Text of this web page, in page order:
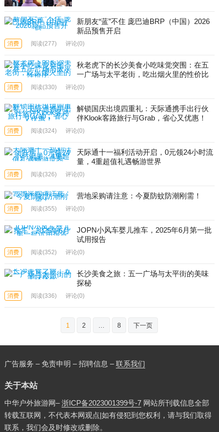
新朋友“蓝”不住 庞巴迪BRP（中国）2026
新品预售开启
消费 阅读(277) 评论(0)
秋老虎下的长沙美食小吃味觉突围：在五
一广场与太平老街，吃出烟火里的性价比
消费 阅读(330) 评论(0)
解锁国庆出境四重礼：天际通携手出行伙
伴Klook客路旅行与Grab，省心又优惠！
消费 阅读(324) 评论(0)
天际通十一福利活动开启，0元领24小时流
量，4重超值礼遇畅游世界
消费 阅读(326) 评论(0)
营地采购请注意：今夏防蚊防潮刚需！
消费 阅读(355) 评论(0)
JOPN小风车婴儿推车，2025年6月第一批
试用报告
消费 阅读(352) 评论(0)
长沙美食之旅：五一广场与太平街的美味
探秘
消费 阅读(336) 评论(0)
分
页
1 2 8 下一页
广告服务 – 免责申明 – 招聘信息 –联系我们
关于本站
中华户外旅游网–浙ICP备2023001399号-7网站所刊载信息全部
转载互联网，不代表本网观点|如有侵犯到您权利，请与我们取得
联系，我们会及时修改或删除。